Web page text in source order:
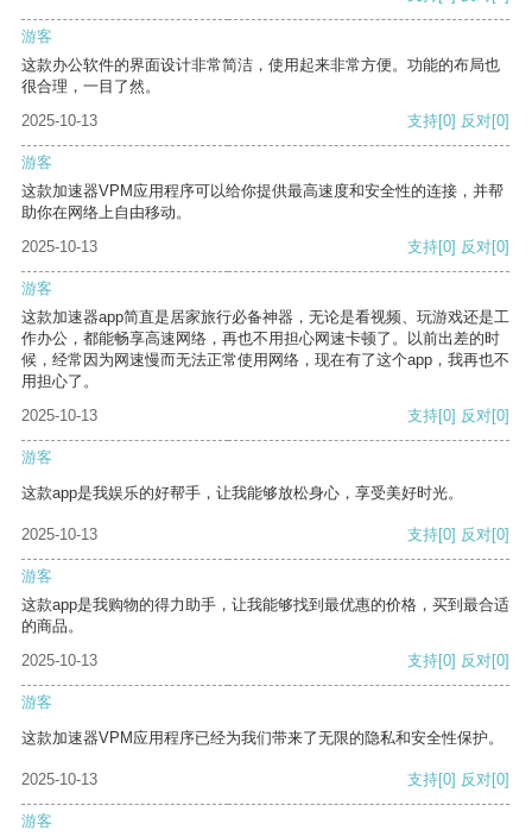
游客
这款办公软件的界面设计非常简洁，使用起来非常方便。功能的布局也
很合理，一目了然。
2025-10-13
支持[0] 反对[0]
游客
这款加速器VPM应用程序可以给你提供最高速度和安全性的连接，并帮
助你在网络上自由移动。
2025-10-13
支持[0] 反对[0]
游客
这款加速器app简直是居家旅行必备神器，无论是看视频、玩游戏还是工
作办公，都能畅享高速网络，再也不用担心网速卡顿了。以前出差的时
候，经常因为网速慢而无法正常使用网络，现在有了这个app，我再也不
用担心了。
2025-10-13
支持[0] 反对[0]
游客
这款app是我娱乐的好帮手，让我能够放松身心，享受美好时光。
2025-10-13 支持[0] 反对[0]
游客
这款app是我购物的得力助手，让我能够找到最优惠的价格，买到最合适
的商品。
2025-10-13
支持[0] 反对[0]
游客
这款加速器VPM应用程序已经为我们带来了无限的隐私和安全性保护。
2025-10-13 支持[0] 反对[0]
游客